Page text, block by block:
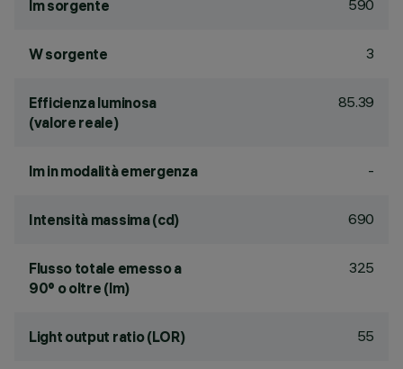
lm sorgente 590
W sorgente 3
Efficienza luminosa
(valore reale)
85.39
lm in modalità emergenza -
Intensità massima (cd) 690
Flusso totale emesso a
90° o oltre (lm)
325
Light output ratio (LOR) 55